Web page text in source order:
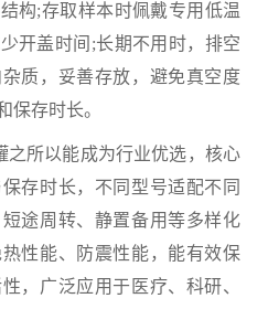
构;存取样本时佩戴专用低温
开盖时间;长期不用时，排空
质，妥善存放，避免真空度
保存时长。
所以能成为行业优选，核心
存时长，不同型号适配不同
途周转、静置备用等多样化
性能、防震性能，能有效保
，广泛应用于医疗、科研、